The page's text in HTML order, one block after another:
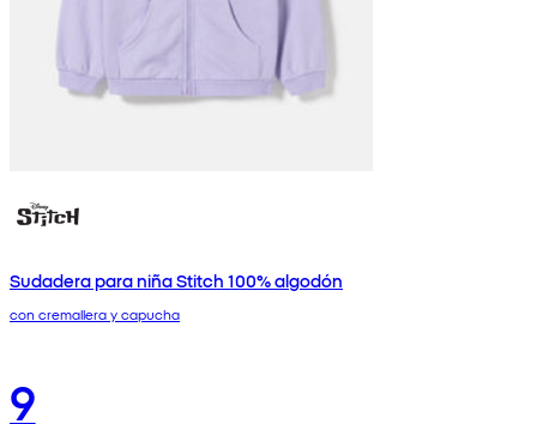
Sudadera para niña Stitch 100% algodón
con cremallera y capucha
9